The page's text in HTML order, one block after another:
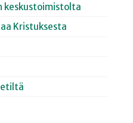
keskustoimistolta
Kristuksesta